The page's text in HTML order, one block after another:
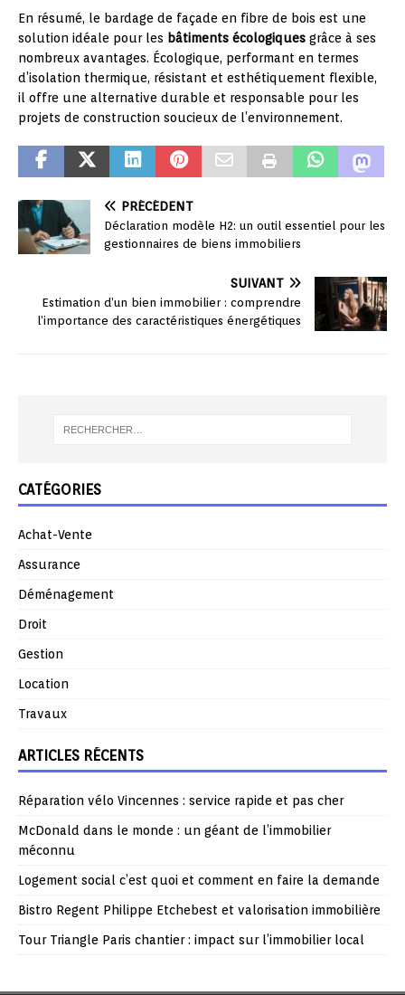
En résumé, le bardage de façade en fibre de bois est une
solution idéale pour les bâtiments écologiques grâce à ses
nombreux avantages. Écologique, performant en termes
d’isolation thermique, résistant et esthétiquement flexible,
il offre une alternative durable et responsable pour les
projets de construction soucieux de l’environnement.
PRÉCÉDENT
Déclaration modèle H2: un outil essentiel pour les
gestionnaires de biens immobiliers
SUIVANT
Estimation d’un bien immobilier : comprendre
l’importance des caractéristiques énergétiques
CATÉGORIES
Achat-Vente
Assurance
Déménagement
Droit
Gestion
Location
Travaux
ARTICLES RÉCENTS
Réparation vélo Vincennes : service rapide et pas cher
McDonald dans le monde : un géant de l’immobilier
méconnu
Logement social c’est quoi et comment en faire la demande
Bistro Regent Philippe Etchebest et valorisation immobilière
Tour Triangle Paris chantier : impact sur l’immobilier local